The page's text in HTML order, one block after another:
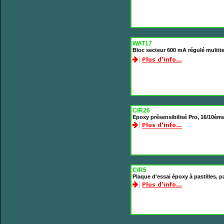
WAT17
Bloc secteur 600 mA régulé
CIR26
Epoxy présensibilisé Pro, 16/
CIR5
Plaque d'essai époxy à pastilles,